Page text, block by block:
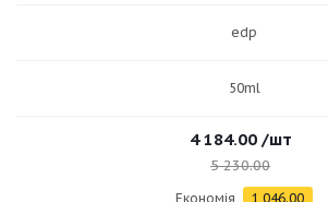
edp
50ml
4 184.00 /шт
5 230.00
Економія 1 046.00